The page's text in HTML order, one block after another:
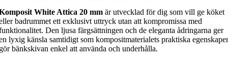
White Attica 20 mm är utvecklad för dig som vill ge köket
badrummet ett exklusivt uttryck utan att kompromissa med
Den ljusa färgsättningen och de eleganta ådringarna ger
lyxig känsla samtidigt som kompositmaterialets praktiska egenskaper
bänkskivan enkel att använda och underhålla.